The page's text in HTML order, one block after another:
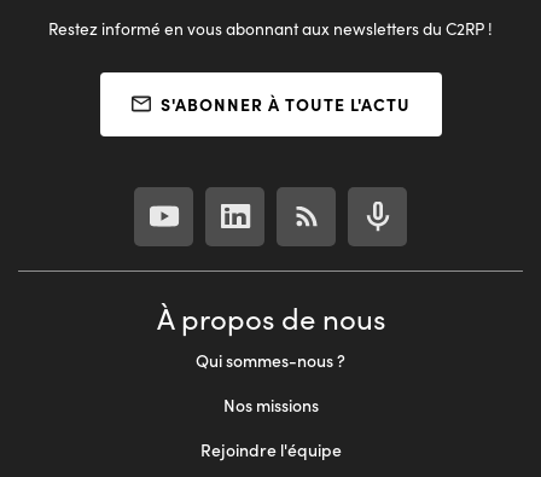
Restez informé en vous abonnant aux newsletters du C2RP !
S'ABONNER À TOUTE L'ACTU
À propos de nous
Qui sommes-nous ?
Nos missions
Rejoindre l'équipe